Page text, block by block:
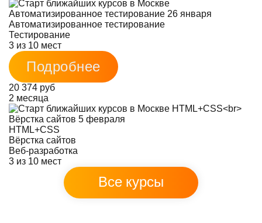
Автоматизированное тестирование
Тестирование
3 из 10 мест
Подробнее
20 374 руб
2 месяца
HTML+CSS
Вёрстка сайтов
Веб-разработка
3 из 10 мест
Все курсы